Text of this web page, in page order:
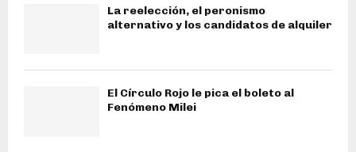
La reelección, el peronismo
alternativo y los candidatos de alquiler
El Círculo Rojo le pica el boleto al
Fenómeno Milei